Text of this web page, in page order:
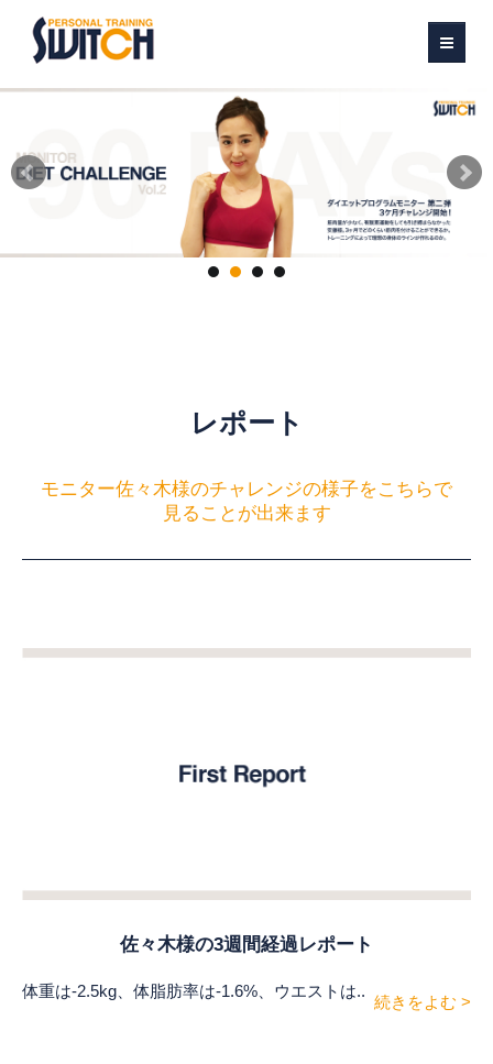
REPORT
レポート
モニター佐々木様のチャレンジの様子をこちらで
見ることが出来ます
佐々木様の3週間経過レポート
体重は-2.5kg、体脂肪率は-1.6%、ウエストは..
続きをよむ >